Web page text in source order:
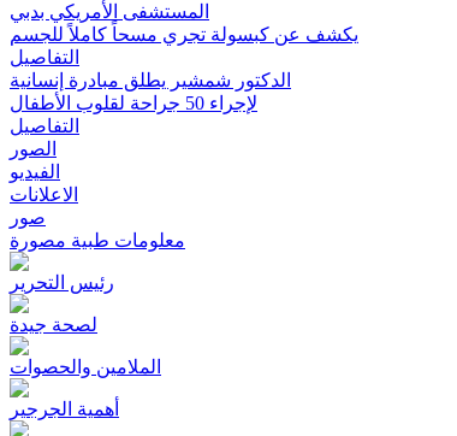
المستشفى الأمريكي بدبي
يكشف عن كبسولة تجري مسحاً كاملاً للجسم
التفاصيل
الدكتور شمشير يطلق مبادرة إنسانية
لإجراء 50 جراحة لقلوب الأطفال
التفاصيل
الصور
الفيديو
الاعلانات
صور
معلومات طبية مصورة
رئيس التحرير
لصحة جيدة
الملامين والحصوات
أهمية الجرجير